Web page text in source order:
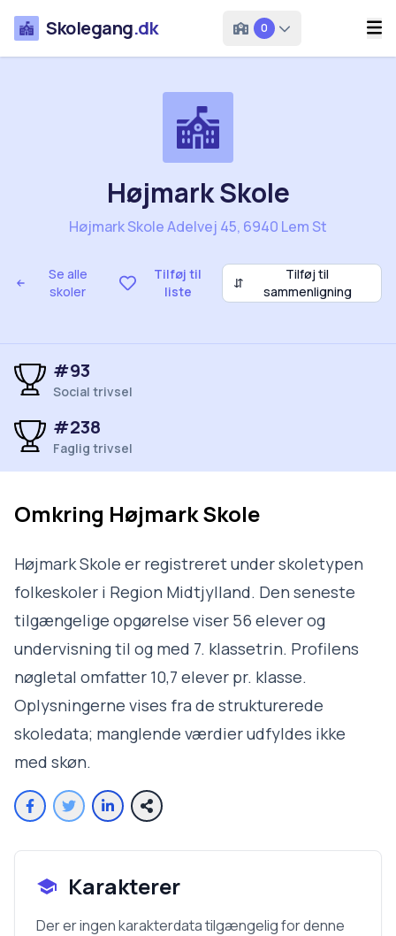
Skolegang.dk 0
Se alle
skoler
Tilføj til
liste
⇵
Tilføj til
sammenligning
Højmark Skole
Højmark Skole Adelvej 45, 6940 Lem St
#93
Social trivsel
#238
Faglig trivsel
Omkring Højmark Skole
Højmark Skole er registreret under skoletypen
folkeskoler i Region Midtjylland. Den seneste
tilgængelige opgørelse viser 56 elever og
undervisning til og med 7. klassetrin. Profilens
nøgletal omfatter 10,7 elever pr. klasse.
Oplysningerne vises fra de strukturerede
skoledata; manglende værdier udfyldes ikke
med skøn.
Karakterer
Der er ingen karakterdata tilgængelig for denne